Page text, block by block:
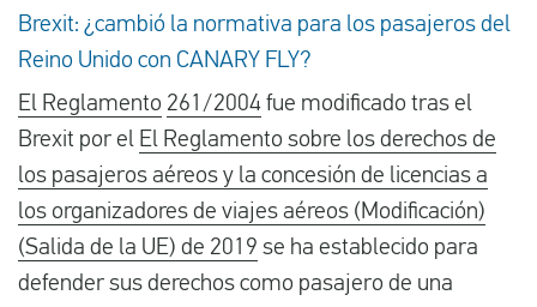
Brexit: ¿cambió la normativa para los pasajeros del
Reino Unido con CANARY FLY?
El Reglamento 261/2004 fue modificado tras el
Brexit por el El Reglamento sobre los derechos de
los pasajeros aéreos y la concesión de licencias a
los organizadores de viajes aéreos (Modificación)
(Salida de la UE) de 2019 se ha establecido para
defender sus derechos como pasajero de una